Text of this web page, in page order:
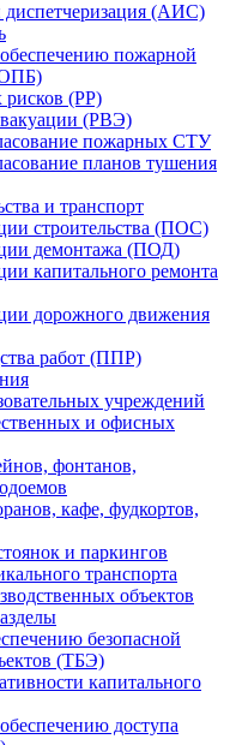
диспетчеризация (АИС)
пожарной
рисков (РР)
(РВЭ)
пожарных СТУ
планов тушения
и транспорт
строительства (ПОС)
демонтажа (ПОД)
капитального ремонта
дорожного движения
работ (ППР)
учреждений
и офисных
фонтанов,
кафе, фудкортов,
и паркингов
транспорта
объектов
безопасной
(ТБЭ)
капитального
доступа